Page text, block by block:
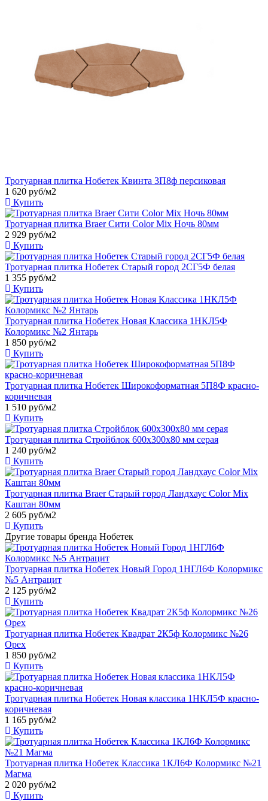
Тротуарная плитка Нобетек Квинта 3П8ф персиковая
1 620 руб/м2
Купить
Тротуарная плитка Braer Сити Color Mix Ночь 80мм
2 929 руб/м2
Купить
Тротуарная плитка Нобетек Старый город 2СГ5Ф белая
1 355 руб/м2
Купить
Тротуарная плитка Нобетек Новая Классика 1НКЛ5Ф
Колормикс №2 Янтарь
1 850 руб/м2
Купить
Тротуарная плитка Нобетек Широкоформатная 5П8Ф красно-
коричневая
1 510 руб/м2
Купить
Тротуарная плитка Стройблок 600x300x80 мм серая
1 240 руб/м2
Купить
Тротуарная плитка Braer Старый город Ландхаус Color Mix
Каштан 80мм
2 605 руб/м2
Купить
Другие товары бренда Нобетек
Тротуарная плитка Нобетек Новый Город 1НГЛ6Ф Колормикс
№5 Антрацит
2 125 руб/м2
Купить
Тротуарная плитка Нобетек Квадрат 2К5ф Колормикс №26
Орех
1 850 руб/м2
Купить
Тротуарная плитка Нобетек Новая классика 1НКЛ5Ф красно-
коричневая
1 165 руб/м2
Купить
Тротуарная плитка Нобетек Классика 1КЛ6Ф Колормикс №21
Магма
2 020 руб/м2
Купить